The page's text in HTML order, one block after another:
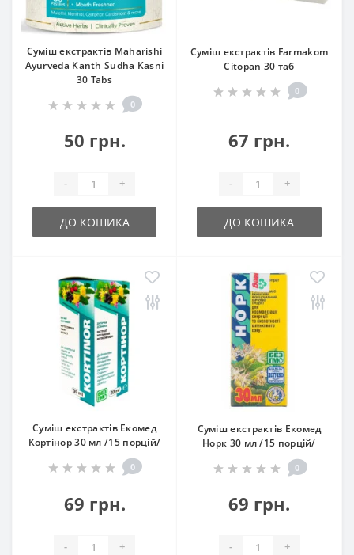
Суміш екстрактів Maharishi
Ayurveda Kanth Sudha Kasni
30 Tabs
0
50 грн.
- +
ДО КОШИКА
Суміш екстрактів Farmakom
Сitopan 30 таб
0
67 грн.
- +
ДО КОШИКА
Суміш екстрактів Екомед
Кортінор 30 мл /15 порцій/
0
69 грн.
- +
Суміш екстрактів Екомед
Норк 30 мл /15 порцій/
0
69 грн.
- +